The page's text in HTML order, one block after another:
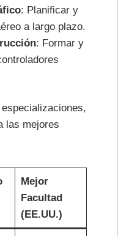
: Planificar y
a largo plazo.
: Formar y
las mejores
Mejor
Facultad
(EE.UU.)